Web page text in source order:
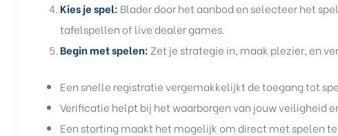
Kies je spel: Blader door het aanbod en selecteer het
tafelspellen of live dealer games.
Begin met spelen: Zet je strategie in, maak plezier, en
Een snelle registratie vergemakkelijkt de toegang tot
Verificatie helpt bij het waarborgen van jouw veiligheid
Een storting maakt het mogelijk om direct met spelen